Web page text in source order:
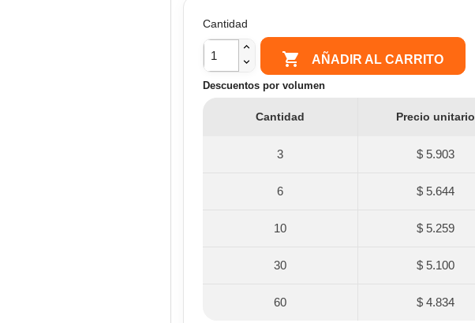
Cantidad
 AÑADIR AL CARRITO
Descuentos por volumen
Cantidad Precio unitario
3 $ 5.903
6 $ 5.644
10 $ 5.259
30 $ 5.100
60 $ 4.834